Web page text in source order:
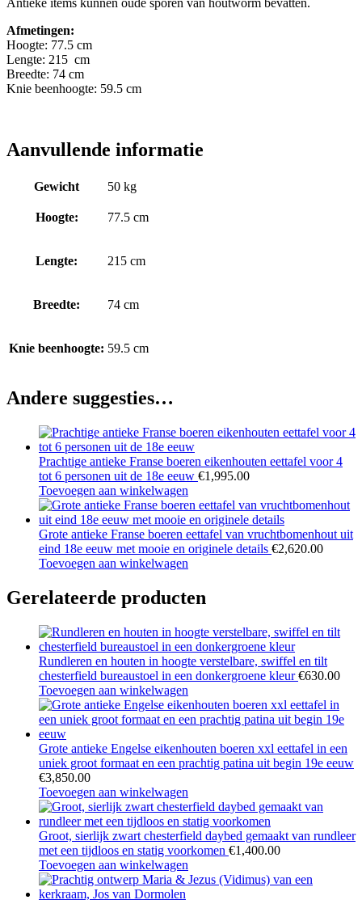
Afmetingen:
Hoogte: 77.5 cm
Lengte: 215 cm
Breedte: 74 cm
Knie beenhoogte: 59.5 cm
Aanvullende informatie
Gewicht 50 kg
Hoogte: 77.5 cm
Lengte: 215 cm
Breedte: 74 cm
Knie beenhoogte: 59.5 cm
Andere suggesties…
Prachtige antieke Franse boeren eikenhouten eettafel voor 4
tot 6 personen uit de 18e eeuw €1,995.00
Toevoegen aan winkelwagen
Grote antieke Franse boeren eettafel van vruchtbomenhout uit
eind 18e eeuw met mooie en originele details €2,620.00
Toevoegen aan winkelwagen
Gerelateerde producten
Rundleren en houten in hoogte verstelbare, swiffel en tilt
chesterfield bureaustoel in een donkergroene kleur€630.00
Toevoegen aan winkelwagen
Grote antieke Engelse eikenhouten boeren xxl eettafel in een
uniek groot formaat en een prachtig patina uit begin 19e eeuw
€3,850.00
Toevoegen aan winkelwagen
Groot, sierlijk zwart chesterfield daybed gemaakt van rundleer
met een tijdloos en statig voorkomen €1,400.00
Toevoegen aan winkelwagen